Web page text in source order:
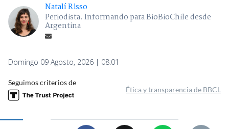
Natalí Risso
Periodista. Informando para BioBioChile desde
Argentina
Domingo 09 Agosto, 2026 | 08:01
Seguimos criterios de
Ética y transparencia de BBCL